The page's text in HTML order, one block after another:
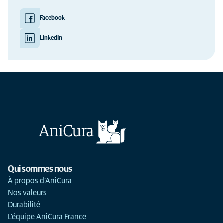
Facebook
LinkedIn
Qui sommes nous
À propos d'AniCura
Nos valeurs
Durabilité
L'équipe AniCura France